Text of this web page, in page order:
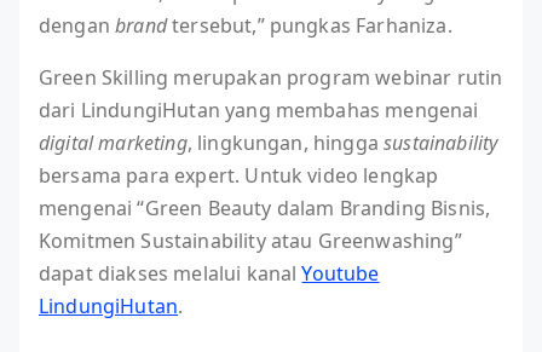
denganbrandtersebut,” pungkas Farhaniza.
Green Skilling merupakan program webinar rutin
dari LindungiHutan yang membahas mengenai
digital marketing, lingkungan, hinggasustainability
bersama para expert. Untuk video lengkap
mengenai “Green Beauty dalam Branding Bisnis,
Komitmen Sustainability atau Greenwashing”
dapat diakses melalui kanalYoutube
LindungiHutan.